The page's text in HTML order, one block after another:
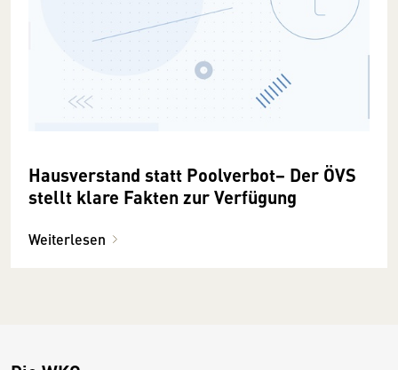
Hausverstand statt Poolverbot− Der ÖVS
stellt klare Fakten zur Verfügung
Weiterlesen